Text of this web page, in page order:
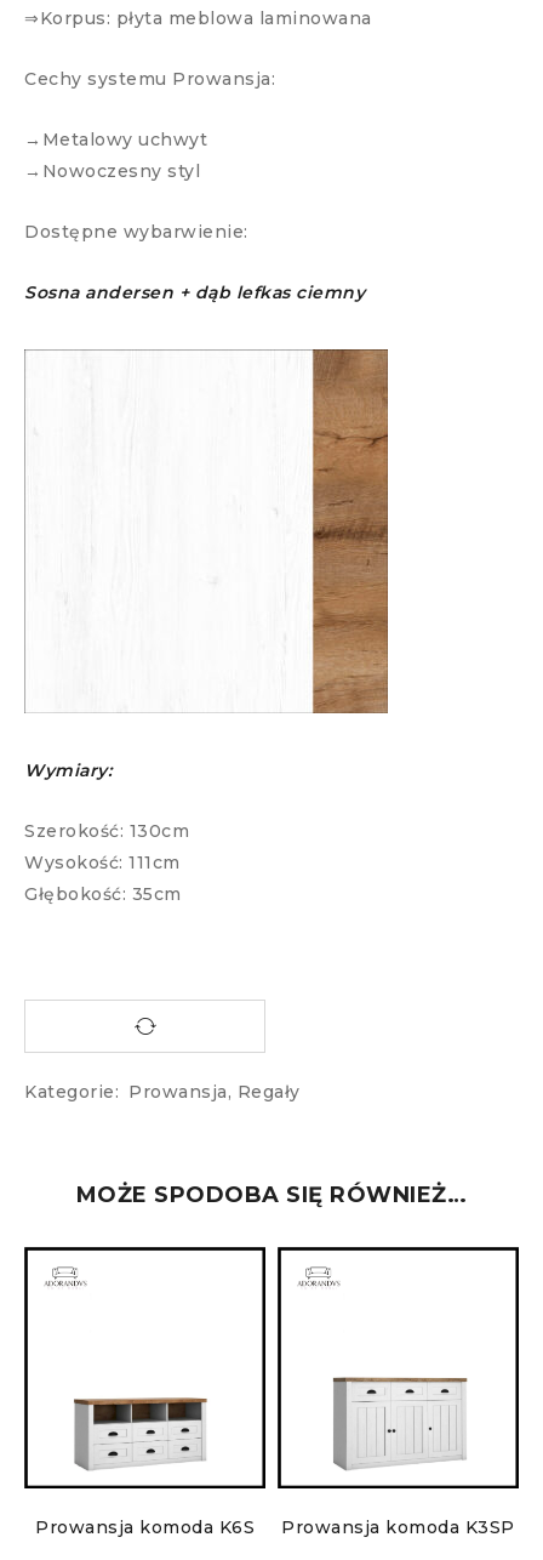
⇒Korpus: płyta meblowa laminowana
Cechy systemu Prowansja:
→Metalowy uchwyt
→Nowoczesny styl
Dostępne wybarwienie:
Sosna andersen + dąb lefkas ciemny
Wymiary:
Szerokość: 130cm
Wysokość: 111cm
Głębokość: 35cm
Kategorie: Prowansja, Regały
MOŻE SPODOBA SIĘ RÓWNIEŻ…
Prowansja komoda K6S Prowansja komoda K3SP